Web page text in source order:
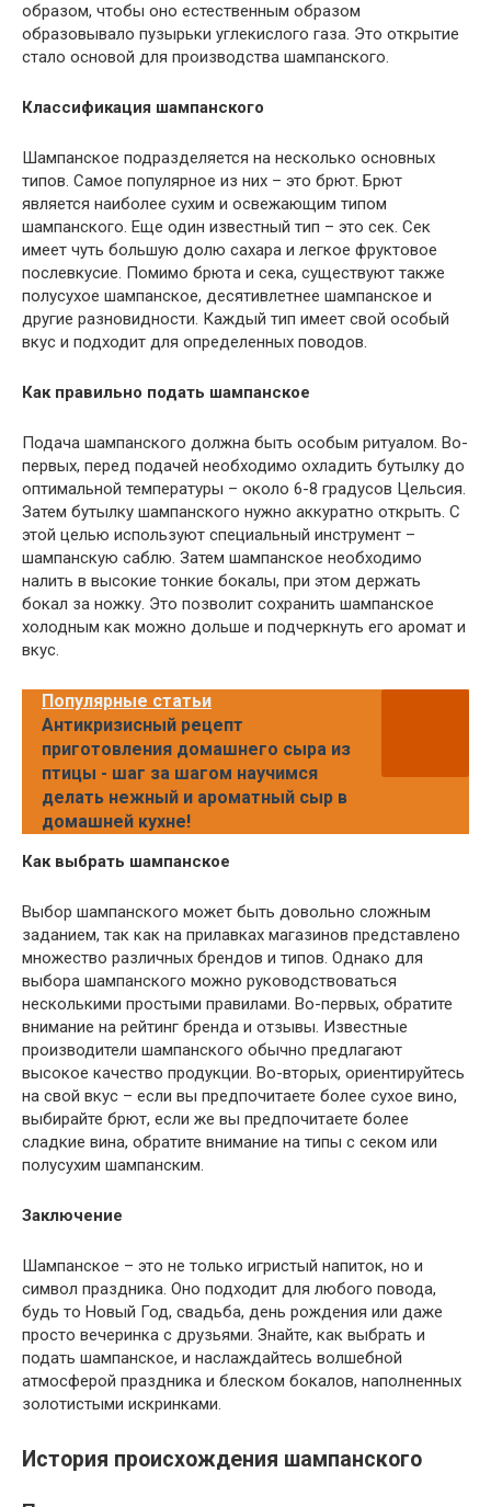
образом, чтобы оно естественным образом
образовывало пузырьки углекислого газа. Это открытие
стало основой для производства шампанского.
Классификация шампанского
Шампанское подразделяется на несколько основных
типов. Самое популярное из них – это брют. Брют
является наиболее сухим и освежающим типом
шампанского. Еще один известный тип – это сек. Сек
имеет чуть большую долю сахара и легкое фруктовое
послевкусие. Помимо брюта и сека, существуют также
полусухое шампанское, десятивлетнее шампанское и
другие разновидности. Каждый тип имеет свой особый
вкус и подходит для определенных поводов.
Как правильно подать шампанское
Подача шампанского должна быть особым ритуалом. Во-
первых, перед подачей необходимо охладить бутылку до
оптимальной температуры – около 6-8 градусов Цельсия.
Затем бутылку шампанского нужно аккуратно открыть. С
этой целью используют специальный инструмент –
шампанскую саблю. Затем шампанское необходимо
налить в высокие тонкие бокалы, при этом держать
бокал за ножку. Это позволит сохранить шампанское
холодным как можно дольше и подчеркнуть его аромат и
вкус.
Популярные статьи
Антикризисный рецепт
приготовления домашнего сыра из
птицы - шаг за шагом научимся
делать нежный и ароматный сыр в
домашней кухне!
Как выбрать шампанское
Выбор шампанского может быть довольно сложным
заданием, так как на прилавках магазинов представлено
множество различных брендов и типов. Однако для
выбора шампанского можно руководствоваться
несколькими простыми правилами. Во-первых, обратите
внимание на рейтинг бренда и отзывы. Известные
производители шампанского обычно предлагают
высокое качество продукции. Во-вторых, ориентируйтесь
на свой вкус – если вы предпочитаете более сухое вино,
выбирайте брют, если же вы предпочитаете более
сладкие вина, обратите внимание на типы с секом или
полусухим шампанским.
Заключение
Шампанское – это не только игристый напиток, но и
символ праздника. Оно подходит для любого повода,
будь то Новый Год, свадьба, день рождения или даже
просто вечеринка с друзьями. Знайте, как выбрать и
подать шампанское, и наслаждайтесь волшебной
атмосферой праздника и блеском бокалов, наполненных
золотистыми искринками.
История происхождения шампанского